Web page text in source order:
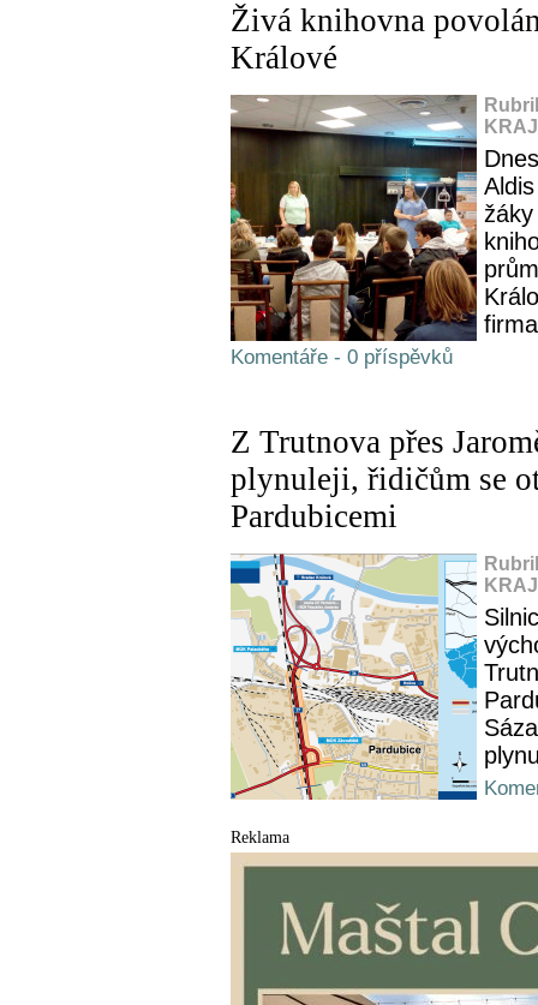
Živá knihovna
Králové
Komentáře - 0 příspěvků
Z Trutnova přes
plynuleji, řidičům se
Pardubicemi
Reklama